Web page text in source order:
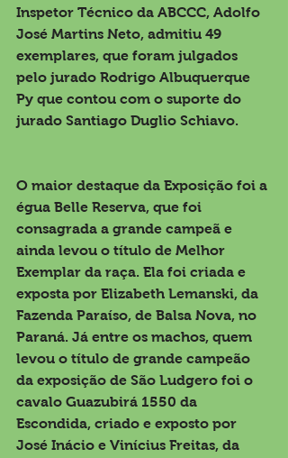
Inspetor Técnico da ABCCC, Adolfo
José Martins Neto, admitiu 49
exemplares, que foram julgados
pelo jurado Rodrigo Albuquerque
Py que contou com o suporte do
jurado Santiago Duglio Schiavo.
O maior destaque da Exposição foi a
égua Belle Reserva, que foi
consagrada a grande campeã e
ainda levou o título de Melhor
Exemplar da raça. Ela foi criada e
exposta por Elizabeth Lemanski, da
Fazenda Paraíso, de Balsa Nova, no
Paraná. Já entre os machos, quem
levou o título de grande campeão
da exposição de São Ludgero foi o
cavalo Guazubirá 1550 da
Escondida, criado e exposto por
José Inácio e Vinícius Freitas, da